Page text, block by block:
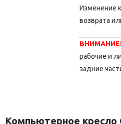
Изменение
возврата
рабочие и
задние
Компьютерное кресло